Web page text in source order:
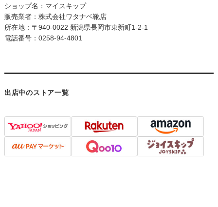
ショップ名：マイスキップ
販売業者：株式会社ワタナベ靴店
所在地：〒940-0022 新潟県長岡市東新町1-2-1
電話番号：0258-94-4801
出店中のストア一覧